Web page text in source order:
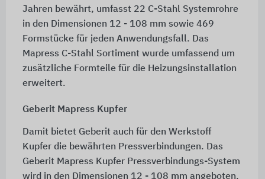
Jahren bewährt, umfasst 22 C-Stahl Systemrohre
in den Dimensionen 12 - 108 mm sowie 469
Formstücke für jeden Anwendungsfall. Das
Mapress C-Stahl Sortiment wurde umfassend um
zusätzliche Formteile für die Heizungsinstallation
erweitert.
Geberit Mapress Kupfer
Damit bietet Geberit auch für den Werkstoff
Kupfer die bewährten Pressverbindungen. Das
Geberit Mapress Kupfer Pressverbindungs-System
wird in den Dimensionen 12 - 108 mm angeboten.